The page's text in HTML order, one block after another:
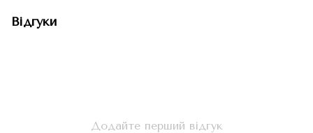
Відгуки
Додайте перший відгук